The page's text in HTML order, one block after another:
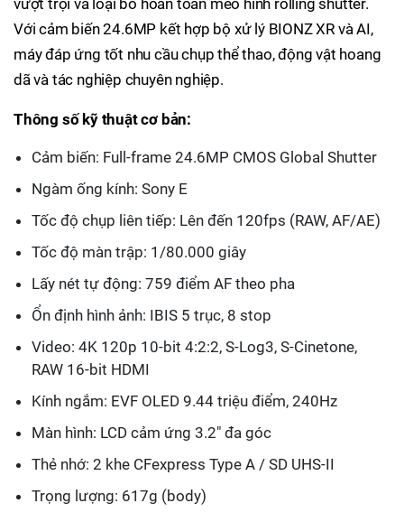
vượt trội và loại bỏ hoàn toàn méo hình rolling shutter.
Với cảm biến 24.6MP kết hợp bộ xử lý BIONZ XR và AI,
máy đáp ứng tốt nhu cầu chụp thể thao, động vật hoang
dã và tác nghiệp chuyên nghiệp.
Thông số kỹ thuật cơ bản:
Cảm biến: Full-frame 24.6MP CMOS Global Shutter
Ngàm ống kính: Sony E
Tốc độ chụp liên tiếp: Lên đến 120fps (RAW, AF/AE)
Tốc độ màn trập: 1/80.000 giây
Lấy nét tự động: 759 điểm AF theo pha
Ổn định hình ảnh: IBIS 5 trục, 8 stop
Video: 4K 120p 10-bit 4:2:2, S-Log3, S-Cinetone,
RAW 16-bit HDMI
Kính ngắm: EVF OLED 9.44 triệu điểm, 240Hz
Màn hình: LCD cảm ứng 3.2" đa góc
Thẻ nhớ: 2 khe CFexpress Type A / SD UHS-II
Trọng lượng: 617g (body)